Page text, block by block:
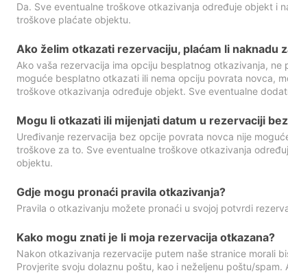
Da. Sve eventualne troškove otkazivanja određuje objekt i
troškove plaćate objektu.
Ako želim otkazati rezervaciju, plaćam li naknadu
Ako vaša rezervacija ima opciju besplatnog otkazivanja,
moguće besplatno otkazati ili nema opciju povrata novca,
troškove otkazivanja određuje objekt. Sve eventualne
Mogu li otkazati ili mijenjati datum u rezervaciji
Uređivanje rezervacija bez opcije povrata novca nije
troškove za to. Sve eventualne troškove otkazivanja
objektu.
Gdje mogu pronaći pravila otkazivanja?
Pravila o otkazivanju možete pronaći u svojoj potvrdi
Kako mogu znati je li moja rezervacija otkazana?
Nakon otkazivanja rezervacije putem naše stranice morali
Provjerite svoju dolaznu poštu, kao i neželjenu poštu/